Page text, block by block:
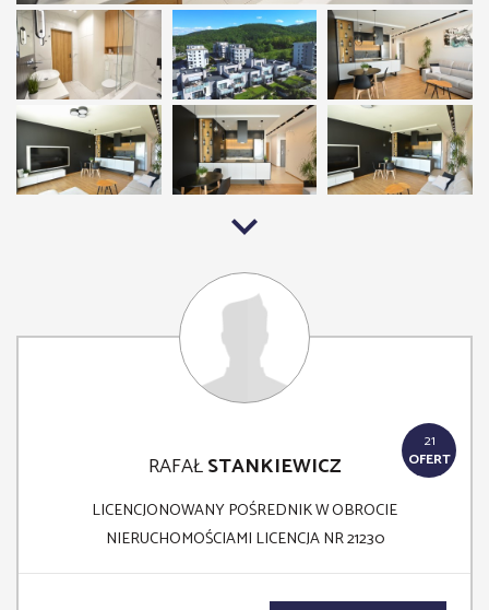
21
OFERT
RAFAŁSTANKIEWICZ
LICENCJONOWANY POŚREDNIK W OBROCIE
NIERUCHOMOŚCIAMI LICENCJA NR 21230